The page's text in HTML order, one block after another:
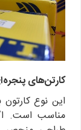
کارتن‌های
این نوع کارتون
مناسب است.